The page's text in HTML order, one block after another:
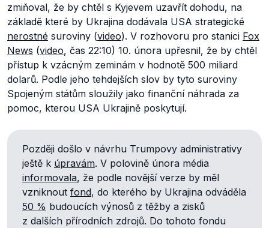
zmiňoval, že by chtěl s Kyjevem uzavřít dohodu, na
základě které by Ukrajina dodávala USA strategické
nerostné suroviny (video). V rozhovoru pro stanici Fox
News (video, čas 22:10) 10. února upřesnil, že by chtěl
přístup k vzácným zeminám v hodnotě 500 miliard
dolarů. Podle jeho tehdejších slov by tyto suroviny
Spojeným státům sloužily jako finanční náhrada za
pomoc, kterou USA Ukrajině poskytují.
Později došlo v návrhu Trumpovy administrativy
ještě k úpravám. V polovině února média
informovala, že podle novější verze by měl
vzniknout fond, do kterého by Ukrajina odváděla
50 % budoucích výnosů z těžby a zisků
z dalších přírodních zdrojů. Do tohoto fondu